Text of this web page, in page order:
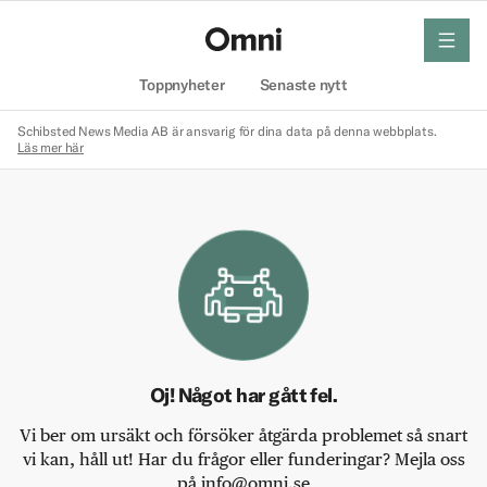
Toppnyheter Senaste nytt
meny
Schibsted News Media AB är ansvarig för dina data på denna webbplats.
Läs mer här
Oj! Något har gått fel.
Vi ber om ursäkt och försöker åtgärda problemet så snart
vi kan, håll ut! Har du frågor eller funderingar? Mejla oss